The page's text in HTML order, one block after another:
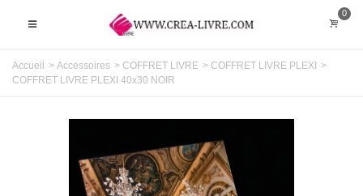
0
Accueil > Accessoires > COFFRET LIVRE > COFFRET LIVRE PLEXI >
COFFRET LIVRE PLEXI 40x30 NOIR